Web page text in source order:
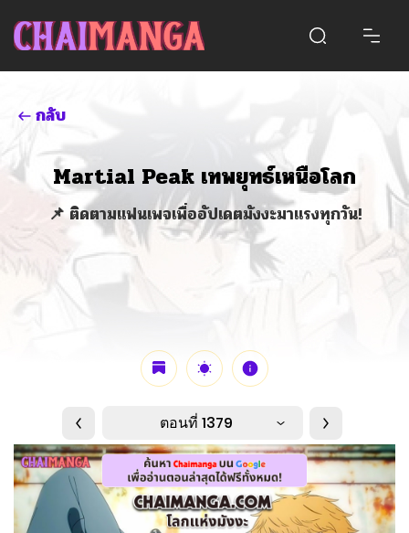
กลับ
Martial Peak เทพยุทธ์เหนือโลก
📌 ติดตามแฟนเพจเพื่ออัปเดตมังงะมาแรงทุกวัน!
ตอนที่ 1379